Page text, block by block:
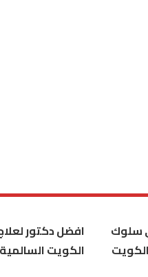
سلوك
افضل دكتور
الكويت